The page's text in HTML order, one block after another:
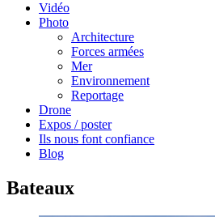
Vidéo
Photo
Architecture
Forces armées
Mer
Environnement
Reportage
Drone
Expos / poster
Ils nous font confiance
Blog
Bateaux